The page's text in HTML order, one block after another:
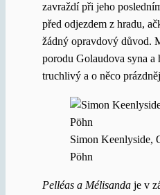
zavraždí při jeho
před odjezdem z hradu,
žádný opravdový důvod.
porodu Golaudova syna a
truchlivý a o něco
Simon Keenlyside,
Pöhn
Pelléas a Mélisandaje v